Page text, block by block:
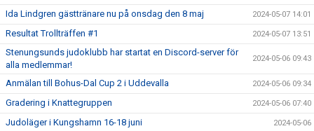
Ida Lindgren gästtränare nu på onsdag den 8 maj 2024-05-07 14:01
Resultat Trollträffen #1 2024-05-07 13:51
Stenungsunds judoklubb har startat en Discord-server för
alla medlemmar!
2024-05-06 09:43
Anmälan till Bohus-Dal Cup 2 i Uddevalla 2024-05-06 09:34
Gradering i Knattegruppen 2024-05-06 07:40
Judoläger i Kungshamn 16-18 juni 2024-05-06